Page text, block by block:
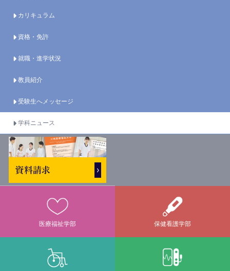
カリキュラム
資格・免許
就職・進学状況
教員紹介
受験生へメッセージ
学科ニュース
医療福祉学部 保健看護学部